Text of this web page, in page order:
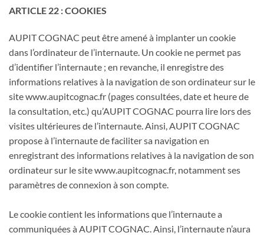
ARTICLE 22 : COOKIES
AUPIT COGNAC peut être amené à implanter un cookie
dans l’ordinateur de l’internaute. Un cookie ne permet pas
d’identifier l’internaute ; en revanche, il enregistre des
informations relatives à la navigation de son ordinateur sur le
site www.aupitcognac.fr (pages consultées, date et heure de
la consultation, etc.) qu’AUPIT COGNAC pourra lire lors des
visites ultérieures de l’internaute. Ainsi, AUPIT COGNAC
propose à l’internaute de faciliter sa navigation en
enregistrant des informations relatives à la navigation de son
ordinateur sur le site www.aupitcognac.fr, notamment ses
paramètres de connexion à son compte.
Le cookie contient les informations que l’internaute a
communiquées à AUPIT COGNAC. Ainsi, l’internaute n’aura